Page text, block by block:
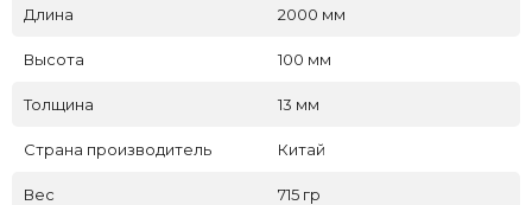
Длина 2000 мм
Высота 100 мм
Толщина 13 мм
Страна производитель Китай
Вес 715 гр